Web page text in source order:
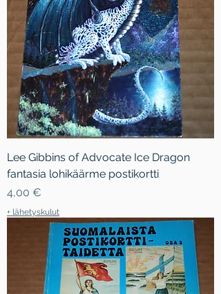
Lee Gibbins of Advocate Ice Dragon
fantasia lohikäärme postikortti
Hinta
4,00 €
+ lähetyskulut